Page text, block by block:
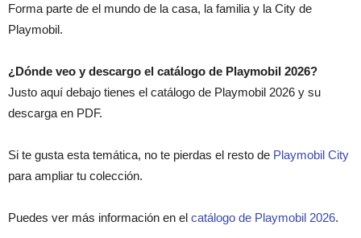
Forma parte de el mundo de la casa, la familia y la City de
Playmobil.
¿Dónde veo y descargo el catálogo de Playmobil 2026?
Justo aquí debajo tienes el catálogo de Playmobil 2026 y su
descarga en PDF.
Si te gusta esta temática, no te pierdas el resto de Playmobil City
para ampliar tu colección.
Puedes ver más información en el catálogo de Playmobil 2026.